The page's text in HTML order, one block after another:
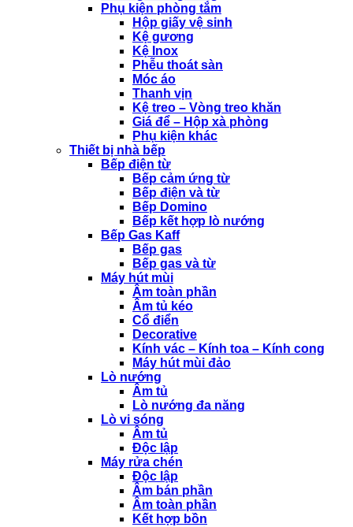
Phụ kiện phòng tắm
Hộp giấy vệ sinh
Kệ gương
Kệ Inox
Phễu thoát sàn
Móc áo
Thanh vịn
Kệ treo – Vòng treo khăn
Giá để – Hộp xà phòng
Phụ kiện khác
Thiết bị nhà bếp
Bếp điện từ
Bếp cảm ứng từ
Bếp điện và từ
Bếp Domino
Bếp kết hợp lò nướng
Bếp Gas Kaff
Bếp gas
Bếp gas và từ
Máy hút mùi
Âm toàn phần
Âm tủ kéo
Cổ điển
Decorative
Kính vác – Kính toa – Kính cong
Máy hút mùi đảo
Lò nướng
Âm tủ
Lò nướng đa năng
Lò vi sóng
Âm tủ
Độc lập
Máy rửa chén
Độc lập
Âm bán phần
Âm toàn phần
Kết hợp bồn